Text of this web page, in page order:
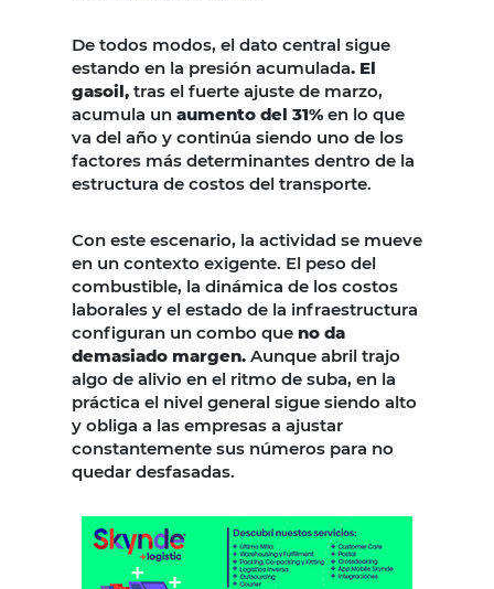
De todos modos, el dato central sigue
estando en la presión acumulada. El
gasoil, tras el fuerte ajuste de marzo,
acumula un aumento del 31% en lo que
va del año y continúa siendo uno de los
factores más determinantes dentro de la
estructura de costos del transporte.
Con este escenario, la actividad se mueve
en un contexto exigente. El peso del
combustible, la dinámica de los costos
laborales y el estado de la infraestructura
configuran un combo que no da
demasiado margen. Aunque abril trajo
algo de alivio en el ritmo de suba, en la
práctica el nivel general sigue siendo alto
y obliga a las empresas a ajustar
constantemente sus números para no
quedar desfasadas.